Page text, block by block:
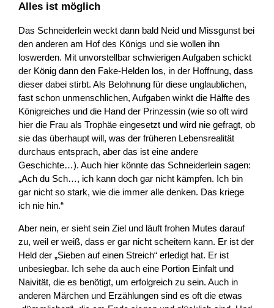
Alles ist möglich
Das Schneiderlein weckt dann bald Neid und Missgunst bei
den anderen am Hof des Königs und sie wollen ihn
loswerden. Mit unvorstellbar schwierigen Aufgaben schickt
der König dann den Fake-Helden los, in der Hoffnung, dass
dieser dabei stirbt. Als Belohnung für diese unglaublichen,
fast schon unmenschlichen, Aufgaben winkt die Hälfte des
Königreiches und die Hand der Prinzessin (wie so oft wird
hier die Frau als Trophäe eingesetzt und wird nie gefragt, ob
sie das überhaupt will, was der früheren Lebensrealität
durchaus entsprach, aber das ist eine andere
Geschichte…). Auch hier könnte das Schneiderlein sagen:
„Ach du Sch…, ich kann doch gar nicht kämpfen. Ich bin
gar nicht so stark, wie die immer alle denken. Das kriege
ich nie hin.“
Aber nein, er sieht sein Ziel und läuft frohen Mutes darauf
zu, weil er weiß, dass er gar nicht scheitern kann. Er ist der
Held der „Sieben auf einen Streich“ erledigt hat. Er ist
unbesiegbar. Ich sehe da auch eine Portion Einfalt und
Naivität, die es benötigt, um erfolgreich zu sein. Auch in
anderen Märchen und Erzählungen sind es oft die etwas